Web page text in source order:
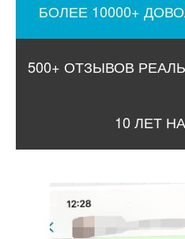
БОЛЕЕ 10000+
500+ ОТЗЫВОВ
10 ЛЕТ